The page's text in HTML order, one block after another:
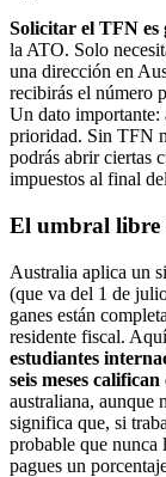
Solicitar el TFN es
la ATO. Solo
una dirección en
recibirás el número
Un dato importante:
prioridad. Sin TFN
podrás abrir ciertas
impuestos al final
El umbral libre
Australia aplica un
(que va del 1 de
ganes están
residente fiscal.
estudiantes
seis meses
australiana, aunque
significa que, si
probable que nunca
pagues un